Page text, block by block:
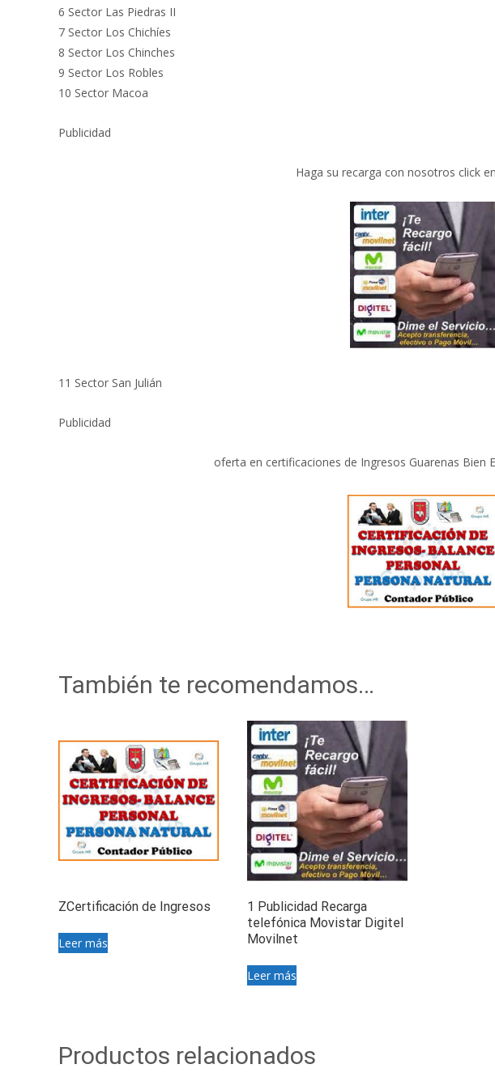
6 Sector Las Piedras II
7 Sector Los Chichíes
8 Sector Los Chinches
9 Sector Los Robles
10 Sector Macoa
Publicidad
Haga su recarga con nosotros click
11 Sector San Julián
Publicidad
oferta en certificaciones de Ingresos Guarenas Bien
También te recomendamos…
ZCertificación de Ingresos
Leer más
1 Publicidad Recarga
telefónica Movistar Digitel
Movilnet
Leer más
Productos relacionados